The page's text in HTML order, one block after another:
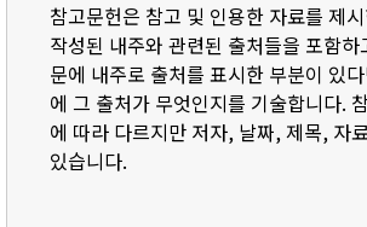
참고문헌은 참고 및 인용한 자료를 제
작성된 내주와 관련된 출처들을 포함
문에 내주로 출처를 표시한 부분이 있
에 그 출처가 무엇인지를 기술합니다.
에 따라 다르지만 저자, 날짜, 제목, 자
있습니다.